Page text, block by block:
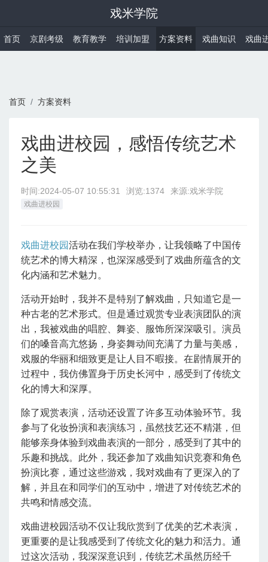
戏米学院
首页 京剧考级 教育教学 培训加盟 方案资料 戏曲知识 戏曲
首页 方案资料
戏曲进校园，感悟传统艺术
之美
时间:2024-05-07 10:55:31 浏览:1374 来源:戏米学院
戏曲进校园
戏曲进校园活动在我们学校举办，让我领略了中国传
统艺术的博大精深，也深深感受到了戏曲所蕴含的文
化内涵和艺术魅力。
活动开始时，我并不是特别了解戏曲，只知道它是一
种古老的艺术形式。但是通过观赏专业表演团队的演
出，我被戏曲的唱腔、舞姿、服饰所深深吸引。演员
们的嗓音高亢悠扬，身姿舞动间充满了力量与美感，
戏服的华丽和细致更是让人目不暇接。在剧情展开的
过程中，我仿佛置身于历史长河中，感受到了传统文
化的博大和深厚。
除了观赏表演，活动还设置了许多互动体验环节。我
参与了化妆扮演和表演练习，虽然技艺还不精湛，但
能够亲身体验到戏曲表演的一部分，感受到了其中的
乐趣和挑战。此外，我还参加了戏曲知识竞赛和角色
扮演比赛，通过这些游戏，我对戏曲有了更深入的了
解，并且在和同学们的互动中，增进了对传统艺术的
共鸣和情感交流。
戏曲进校园活动不仅让我欣赏到了优美的艺术表演，
更重要的是让我感受到了传统文化的魅力和活力。通
过这次活动，我深深意识到，传统艺术虽然历经千